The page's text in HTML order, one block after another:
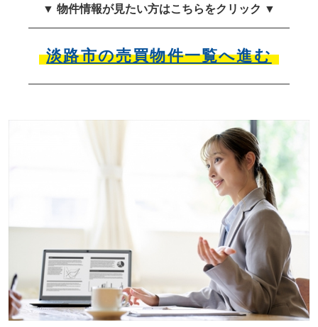
▼ 物件情報が見たい方はこちらをクリック ▼
淡路市の売買物件一覧へ進む